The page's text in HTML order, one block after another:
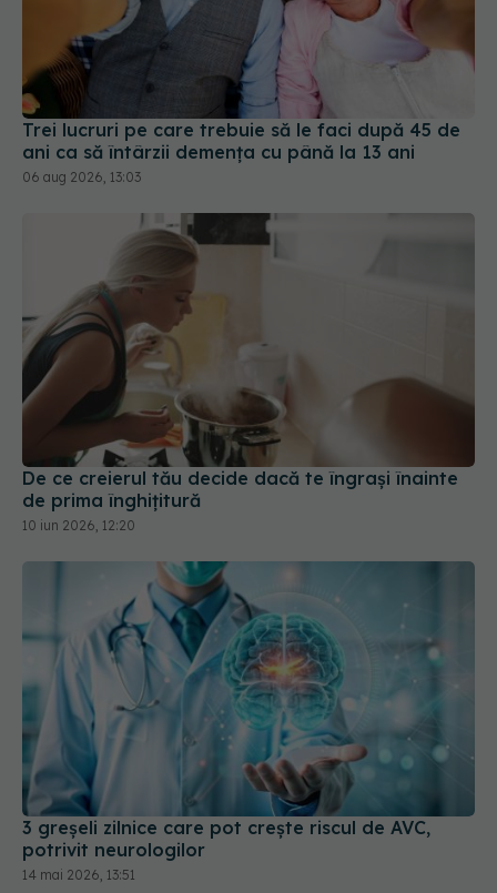
Trei lucruri pe care trebuie să le faci după 45 de
ani ca să întârzii demența cu până la 13 ani
06 aug 2026, 13:03
De ce creierul tău decide dacă te îngrași înainte
de prima înghițitură
10 iun 2026, 12:20
3 greșeli zilnice care pot crește riscul de AVC,
potrivit neurologilor
14 mai 2026, 13:51